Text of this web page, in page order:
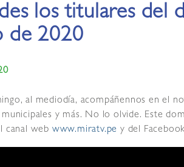
los titulares del
de 2020
al mediodía, acompáñennos en el
y más. No lo olvide. Este
canal web www.miratv.pe y del